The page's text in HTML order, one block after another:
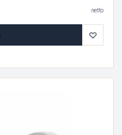
netto
♡